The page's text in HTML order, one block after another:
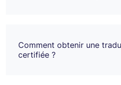
Comment obtenir une
certifiée ?